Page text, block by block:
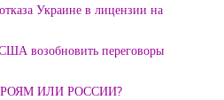
Украине в лицензии на
возобновить переговоры
ИЛИ РОССИИ?